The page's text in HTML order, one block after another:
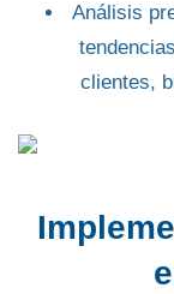
Análisis
clientes,